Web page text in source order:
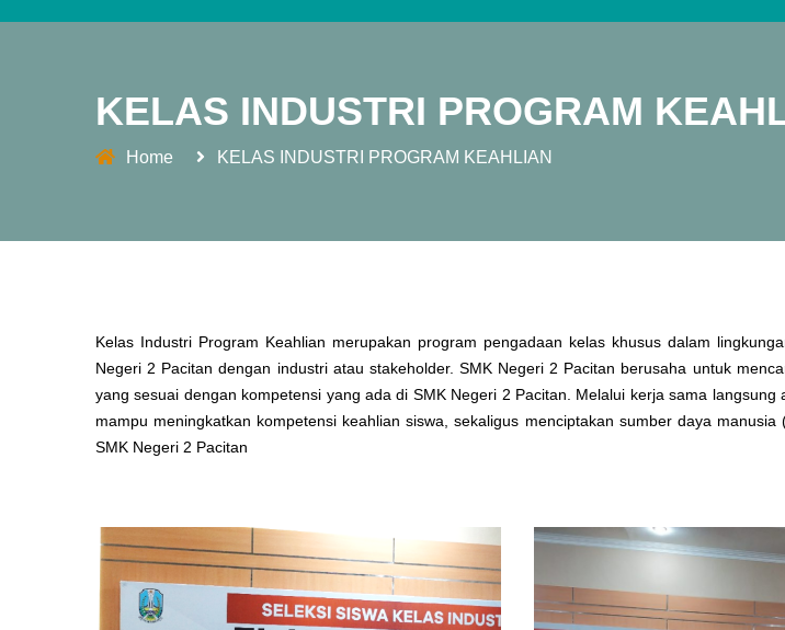
KELAS INDUSTRI PROGRAM
Home KELAS INDUSTRI PROGRAM KEAHLIAN
Kelas Industri Program Keahlian merupakan program pengadaan kelas khusus dalam
Negeri 2 Pacitan dengan industri atau stakeholder. SMK Negeri 2 Pacitan berusaha untuk
yang sesuai dengan kompetensi yang ada di SMK Negeri 2 Pacitan. Melalui kerja sama
mampu meningkatkan kompetensi keahlian siswa, sekaligus menciptakan sumber daya
SMK Negeri 2 Pacitan